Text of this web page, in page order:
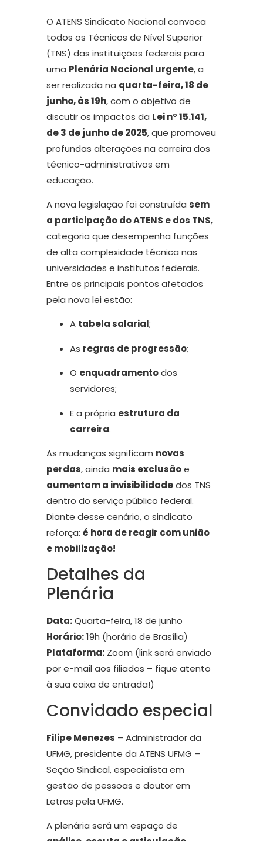
O ATENS Sindicato Nacional convoca
todos os Técnicos de Nível Superior
(TNS) das instituições federais para
uma Plenária Nacional urgente, a
ser realizada na quarta-feira, 18 de
junho, às 19h, com o objetivo de
discutir os impactos da Lei nº 15.141,
de 3 de junho de 2025, que promoveu
profundas alterações na carreira dos
técnico-administrativos em
educação.
A nova legislação foi construída sem
a participação do ATENS e dos TNS,
categoria que desempenha funções
de alta complexidade técnica nas
universidades e institutos federais.
Entre os principais pontos afetados
pela nova lei estão:
A tabela salarial;
As regras de progressão;
O enquadramentodos
servidores;
E a própria estrutura da
carreira.
As mudanças significam novas
perdas, ainda mais exclusãoe
aumentam a invisibilidadedos TNS
dentro do serviço público federal.
Diante desse cenário, o sindicato
reforça: é hora de reagir com união
e mobilização!
Detalhes da
Plenária
Data:Quarta-feira, 18 de junho
Horário:19h (horário de Brasília)
Plataforma:Zoom (link será enviado
por e-mail aos filiados – fique atento
à sua caixa de entrada!)
Convidado especial
Filipe Menezes – Administrador da
UFMG, presidente da ATENS UFMG –
Seção Sindical, especialista em
gestão de pessoas e doutor em
Letras pela UFMG.
A plenária será um espaço de